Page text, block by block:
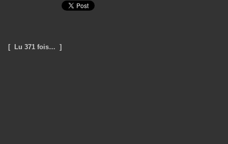
[ Lu 371 fois… ]